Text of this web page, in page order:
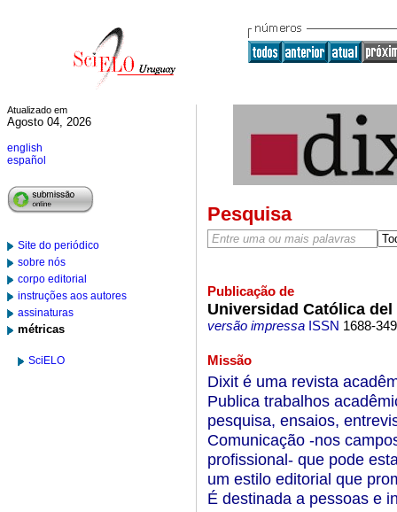
Atualizado em
Agosto 04, 2026
english
español
Site do periódico
sobre nós
corpo editorial
instruções aos autores
assinaturas
métricas
SciELO
Pesquisa
Publicação de
Universidad Católica del
versão impressaISSN 1688-
Missão
Dixit é uma revista
Publica trabalhos
pesquisa, ensaios,
Comunicação -nos
profissional- que pode
um estilo editorial que
É destinada a pessoas e